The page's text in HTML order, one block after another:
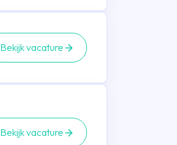
Bekijk vacature
Bekijk vacature